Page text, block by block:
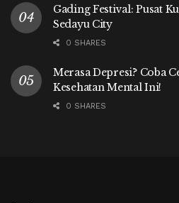
Gading Festival: Pusat
Sedayu City
0 SHARES
Merasa Depresi? Coba
Kesehatan Mental Ini!
0 SHARES